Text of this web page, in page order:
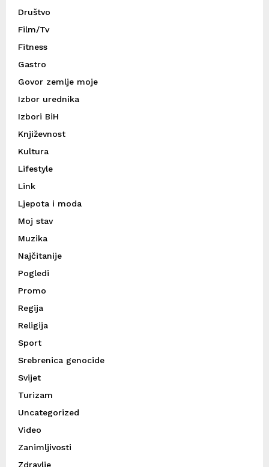
Društvo
Film/Tv
Fitness
Gastro
Govor zemlje moje
Izbor urednika
Izbori BiH
Književnost
Kultura
Lifestyle
Link
Ljepota i moda
Moj stav
Muzika
Najčitanije
Pogledi
Promo
Regija
Religija
Sport
Srebrenica genocide
Svijet
Turizam
Uncategorized
Video
Zanimljivosti
Zdravlje